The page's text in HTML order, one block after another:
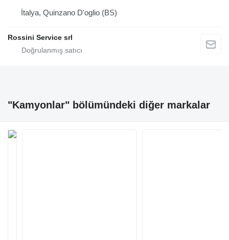
İtalya, Quinzano D'oglio (BS)
Rossini Service srl
"Kamyonlar" bölümündeki diğer markalar